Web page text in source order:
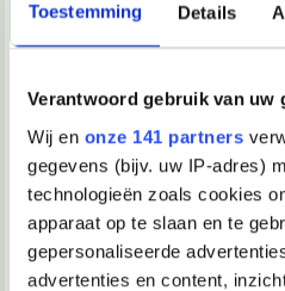
Toestemming Details
Verantwoord gebruik van uw
Wij en onze 141 partners
gegevens (bijv. uw IP-adres)
technologieën zoals cookies
apparaat op te slaan en te
gepersonaliseerde
advertenties en content,
Adresse
Postcode
.. (naam instelling/bedrijf)
.. (naam geadresseerde): z.H.
(hier geen extra n)
D-…(+ adres en postcode
Plaats, den 25 Mai. 2006